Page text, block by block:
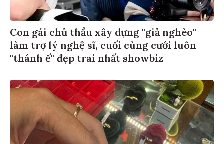
Con gái chủ thầu xây dựng "giả nghèo"
làm trợ lý nghệ sĩ, cuối cùng cưới luôn
"thánh ế" đẹp trai nhất showbiz